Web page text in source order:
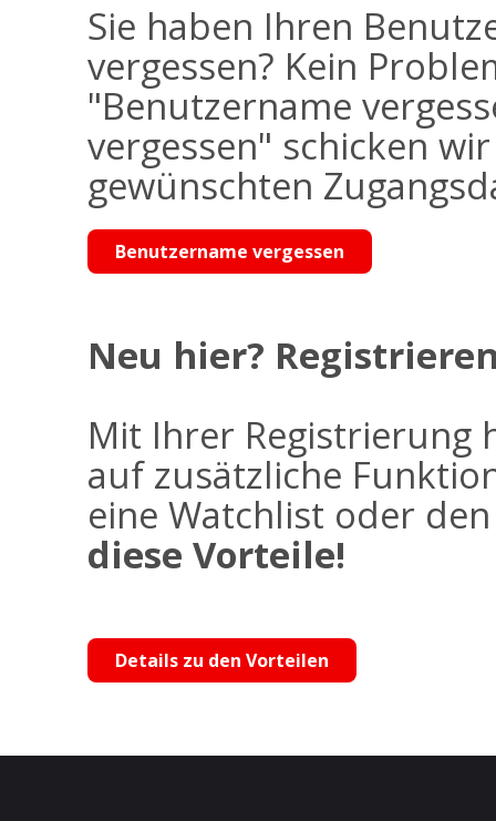
Sie haben Ihren
vergessen? Kein
"Benutzername
vergessen" schicken
gewünschten
Benutzername vergessen
Neu hier?
Mit Ihrer Registrierung
auf zusätzliche
eine Watchlist oder
diese Vorteile!
Details zu den Vorteilen